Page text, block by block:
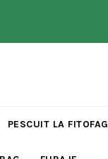
PESCUIT LA FITOFAG